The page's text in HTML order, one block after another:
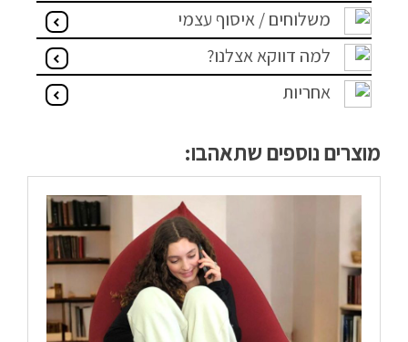
משלוחים / איסוף עצמי
למה דווקא אצלנו?
אחריות
מוצרים נוספים שתאהבו: